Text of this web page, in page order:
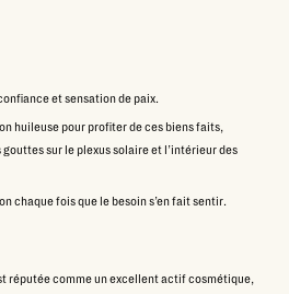
et sensation de paix.
huileuse pour profiter de ces biens faits,
sur le plexus solaire et l’intérieur des
chaque fois que le besoin s’en fait sentir.
réputée comme un excellent actif cosmétique,